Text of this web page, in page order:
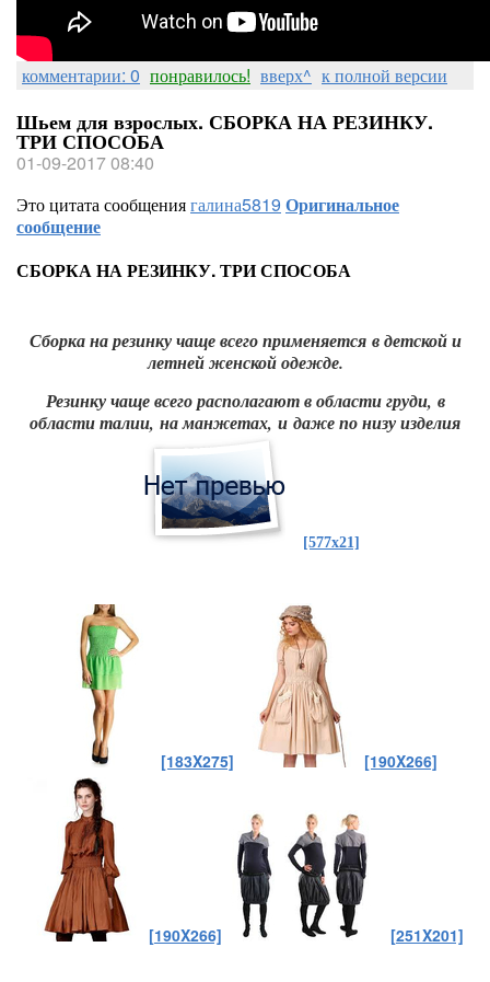
комментарии: 0 понравилось! вверх^ к полной версии
Шьем для взрослых. СБОРКА НА РЕЗИНКУ.
ТРИ СПОСОБА
01-09-2017 08:40
Это цитата сообщениягалина5819 Оригинальное
сообщение
СБОРКА НА РЕЗИНКУ. ТРИ СПОСОБА
Сборка на резинку чаще всего применяется в детской и
летней женской одежде.
Резинку чаще всего располагают в области груди, в
области талии, на манжетах, и даже по низу изделия
[577x21]
[183X275] [190X266]
[190X266] [251X201]